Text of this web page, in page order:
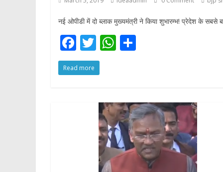
नई ओपीडी में दो ब्लाक मुख्यमंत्री ने किया शुभारम्भ! प्रेदेश के
F
ac
e
T
w
itt
W
A
p
p
Read more